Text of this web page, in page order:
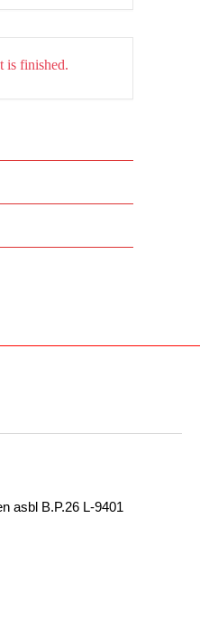
is finished.
asbl B.P.26 L-9401